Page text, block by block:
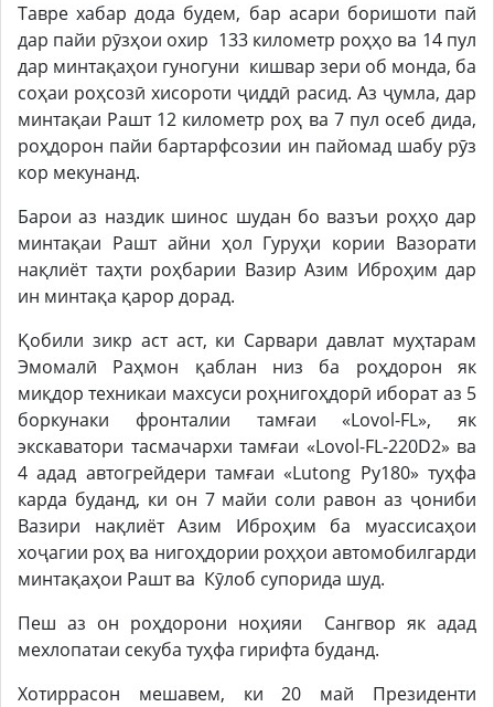
Тавре хабар дода будем, бар асари боришоти пай
дар пайи рӯзҳои охир 133 километр роҳҳо ва 14 пул
дар минтақаҳои гуногуни кишвар зери об монда, ба
соҳаи роҳсозӣ хисороти ҷиддӣ расид. Аз ҷумла, дар
минтақаи Рашт 12 километр роҳ ва 7 пул осеб дида,
роҳдорон пайи бартарфсозии ин пайомад шабу рӯз
кор мекунанд.
Барои аз наздик шинос шудан бо вазъи роҳҳо дар
минтақаи Рашт айни ҳол Гуруҳи кории Вазорати
нақлиёт таҳти роҳбарии Вазир Азим Иброҳим дар
ин минтақа қарор дорад.
Қобили зикр аст аст, ки Сарвари давлат муҳтарам
Эмомалӣ Раҳмон қаблан низ ба роҳдорон як
миқдор техникаи махсуси роҳнигоҳдорӣ иборат аз 5
боркунаки фронталии тамғаи «Lovol-FL», як
экскаватори тасмачархи тамғаи «Lovol-FL-220D2» ва
4 адад автогрейдери тамғаи «Lutong Py180» туҳфа
карда буданд, ки он 7 майи соли равон аз ҷониби
Вазири нақлиёт Азим Иброҳим ба муассисаҳои
хоҷагии роҳ ва нигоҳдории роҳҳои автомобилгарди
минтақаҳои Рашт ва Кӯлоб супорида шуд.
Пеш аз он роҳдорони ноҳияи Сангвор як адад
мехлопатаи секуба туҳфа гирифта буданд.
Хотиррасон мешавем, ки 20 май Президенти